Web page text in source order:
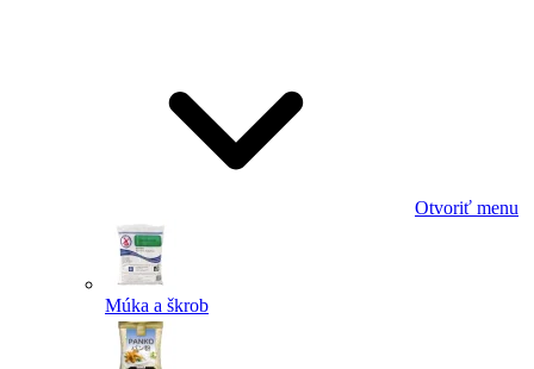
Otvoriť menu
Múka a škrob
Powered by chaterimo